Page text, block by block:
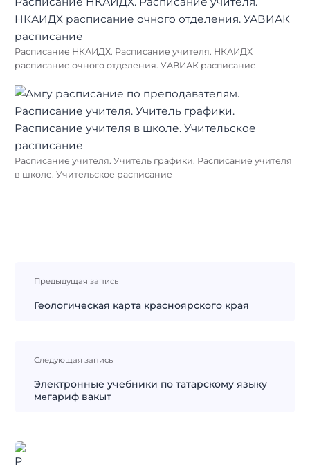
Расписание НКАИДХ. Расписание учителя. НКАИДХ
расписание очного отделения. УАВИАК расписание
Расписание учителя. Учитель графики. Расписание учителя
в школе. Учительское расписание
записям
Предыдущая запись
Геологическая карта красноярского края
Следующая запись
Электронные учебники по татарскому языку
мәгариф вакыт